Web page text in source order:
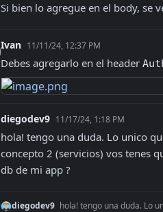
Si bien lo agregue en el body, se
Ivan 11/11/24, 12:37 PM
Debes agregarlo en el header
diegodev9 11/17/24, 1:18 PM
hola! tengo una duda. Lo unico
concepto 2 (servicios) vos tenes
db de mi app ?
diegodev9 hola! tengo una duda. Lo